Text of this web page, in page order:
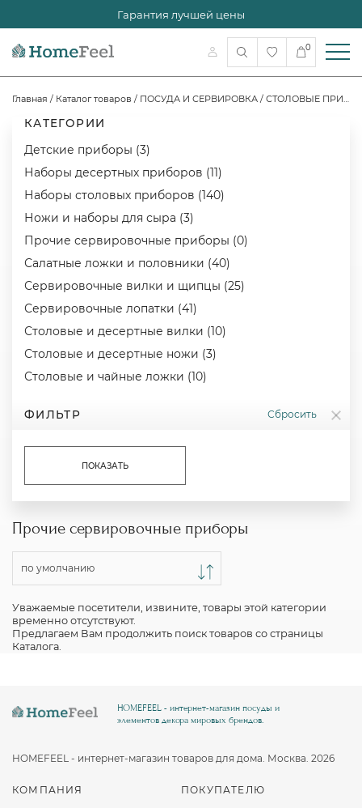
Гарантия лучшей цены
0
Главная / Каталог товаров / ПОСУДА И СЕРВИРОВКА / СТОЛОВЫЕ ПРИБОРЫ
КАТЕГОРИИ
Детские приборы (3)
Наборы десертных приборов (11)
Наборы столовых приборов (140)
Ножи и наборы для сыра (3)
Прочие сервировочные приборы (0)
Салатные ложки и половники (40)
Сервировочные вилки и щипцы (25)
Сервировочные лопатки (41)
Столовые и десертные вилки (10)
Столовые и десертные ножи (3)
Столовые и чайные ложки (10)
ФИЛЬТР Сбросить
ПОКАЗАТЬ
Прочие сервировочные приборы
по умолчанию
Уважаемые посетители, извините, товары этой категории
временно отсутствуют.
Предлагаем Вам продолжить поиск товаров со страницы
Каталога.
КОМПАНИЯ ПОКУПАТЕЛЮ
HOMEFEEL - интернет-магазин посуды и
элементов декора мировых брендов.
HOMEFEEL - интернет-магазин товаров для дома. Москва. 2026